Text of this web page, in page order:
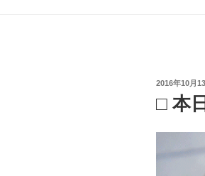
投
2016年10月
□ 本